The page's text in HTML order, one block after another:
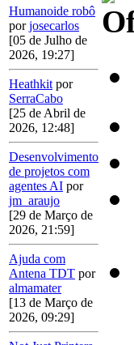
Humanoide robô
porjosecarlos
[05 de Julho de
2026, 19:27]
Heathkit por
SerraCabo
[25 de Abril de
2026, 12:48]
Desenvolvimento
de projetos com
agentes AI por
jm_araujo
[29 de Março de
2026, 21:59]
Ajuda com
Antena TDT por
almamater
[13 de Março de
2026, 09:29]